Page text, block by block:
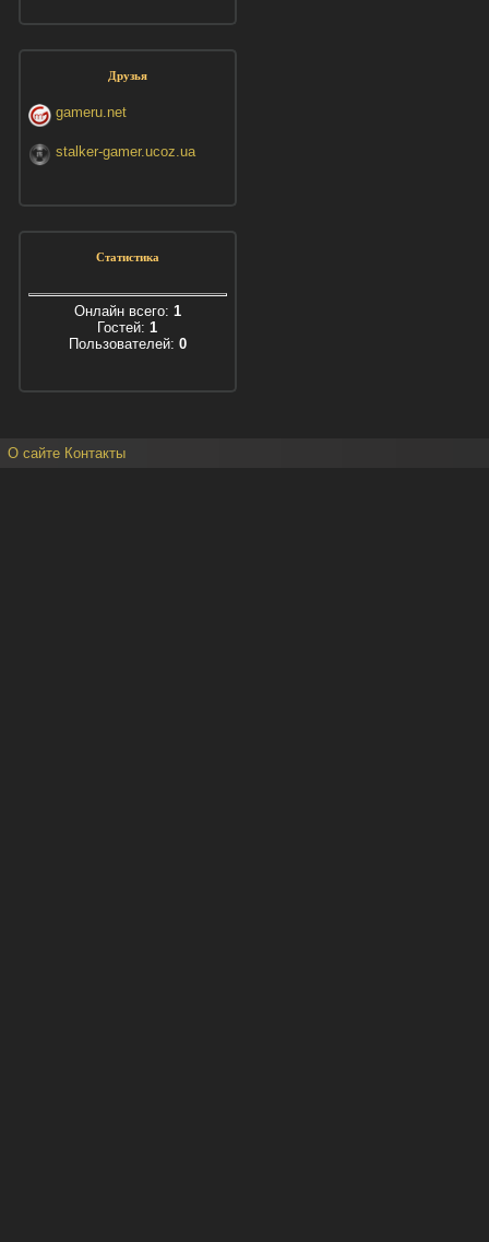
Друзья
gameru.net
stalker-gamer.ucoz.ua
Статистика
Онлайн всего: 1
Гостей: 1
Пользователей: 0
О сайте Контакты